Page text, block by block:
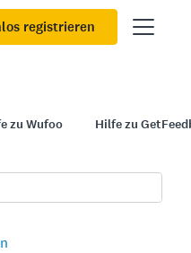
registrieren
zu Wufoo Hilfe zu